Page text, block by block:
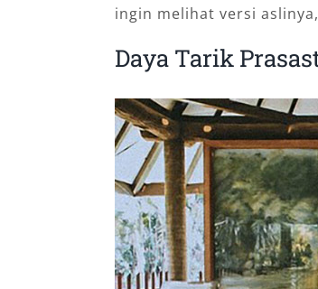
ingin melihat versi
Daya Tarik